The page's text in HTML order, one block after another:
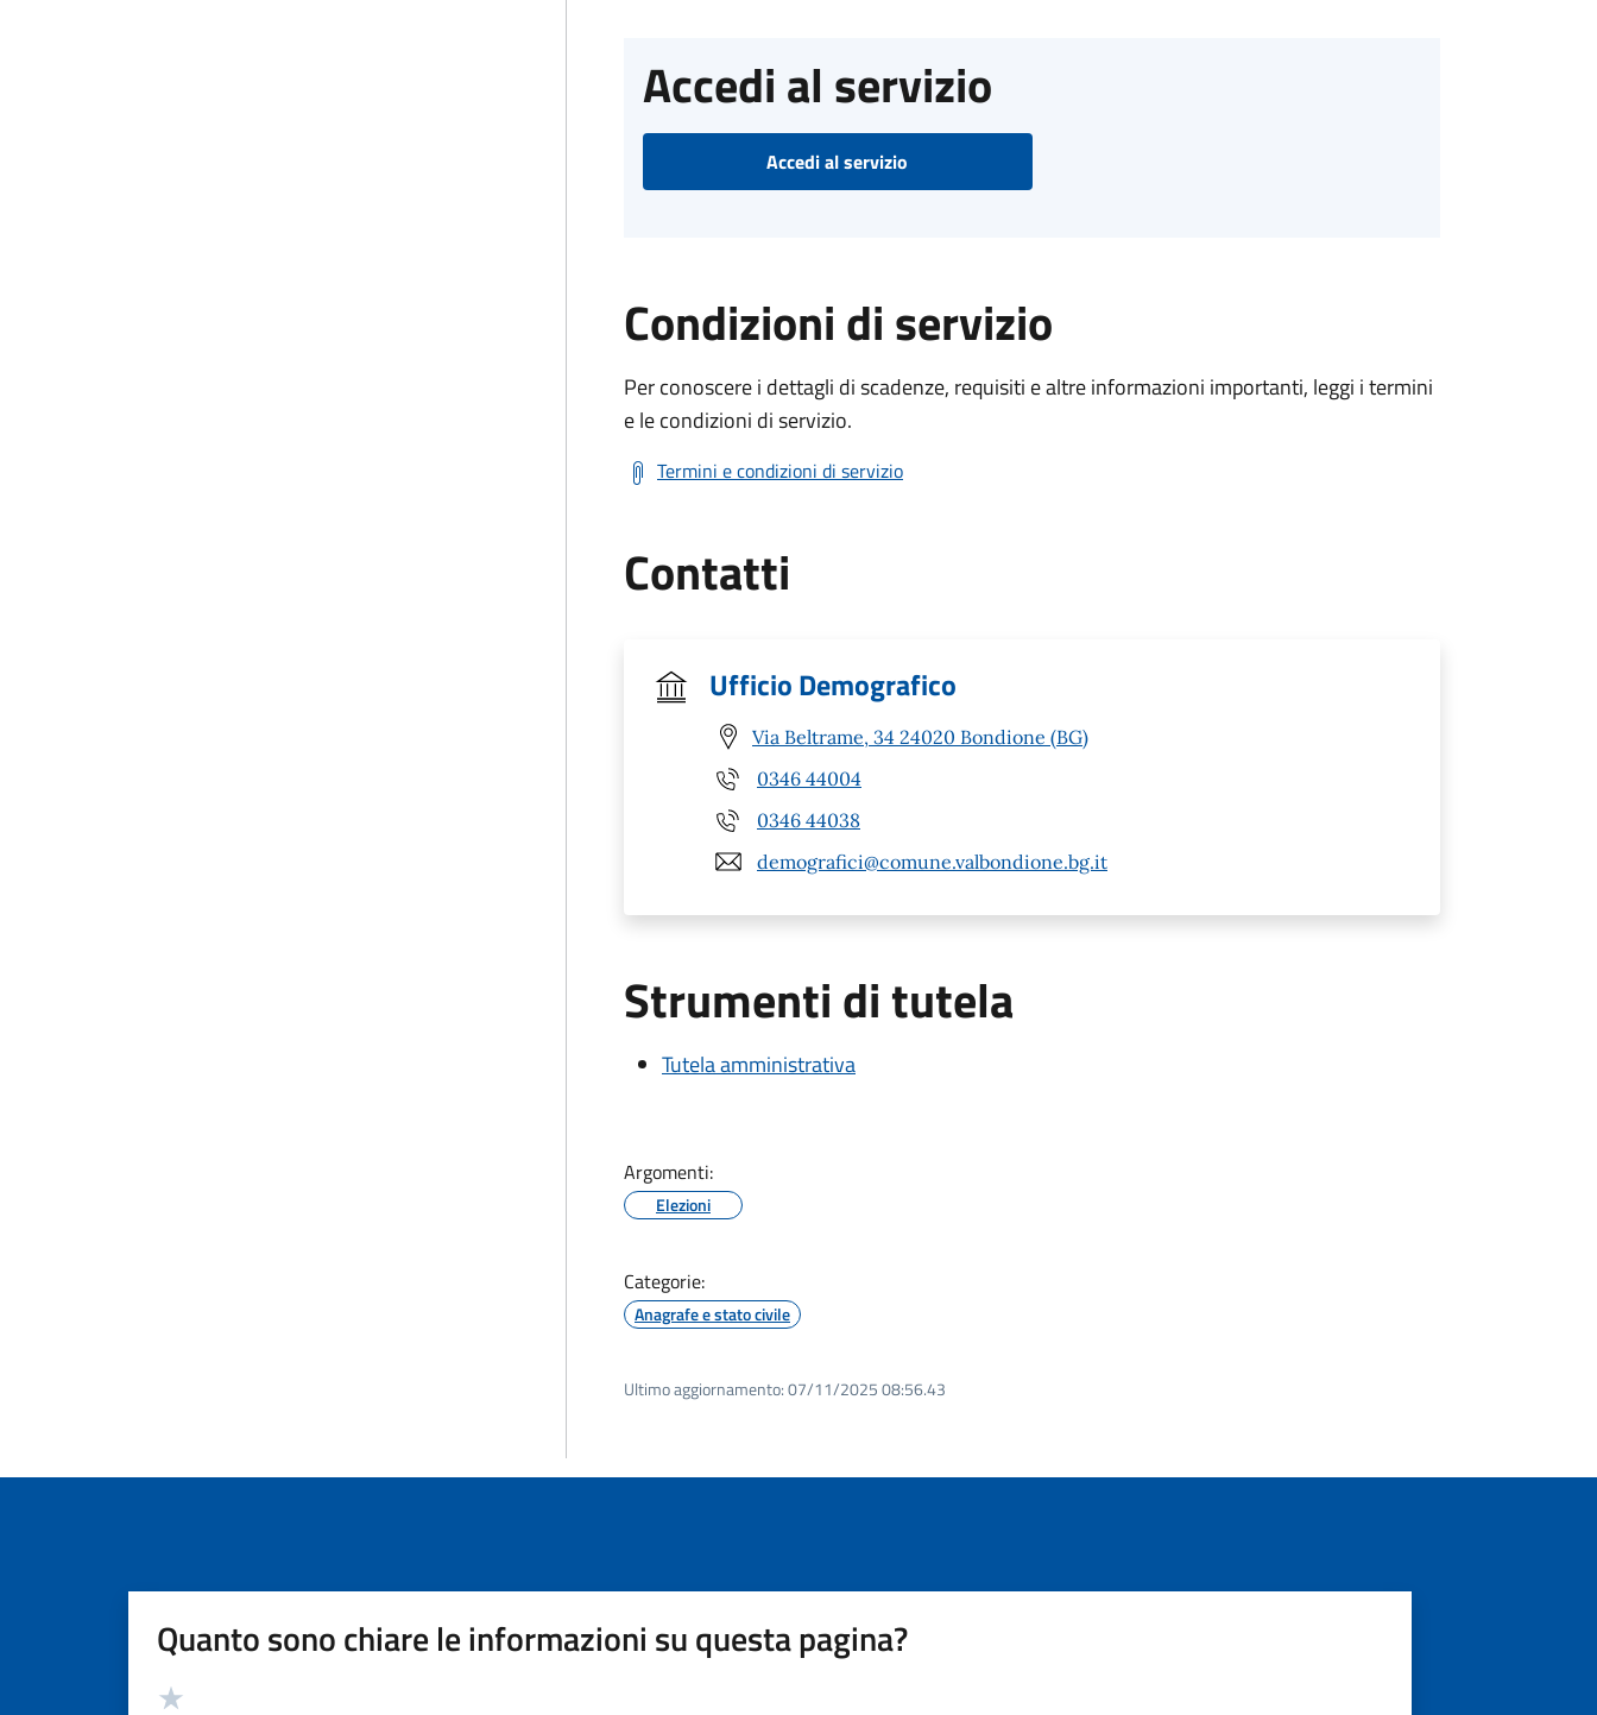
Accedi al servizio
Accedi al servizio
Condizioni di servizio
Per conoscere i dettagli di scadenze, requisiti e altre informazioni importanti, leggi i termini
e le condizioni di servizio.
Termini e condizioni di servizio
Contatti
Ufficio Demografico
Via Beltrame, 34 24020 Bondione (BG)
0346 44004
0346 44038
demografici@comune.valbondione.bg.it
Strumenti di tutela
Tutela amministrativa
Argomenti:
Elezioni
Categorie:
Anagrafe e stato civile
Ultimo aggiornamento:07/11/2025 08:56.43
Quanto sono chiare le informazioni su questa pagina?
Valutazione